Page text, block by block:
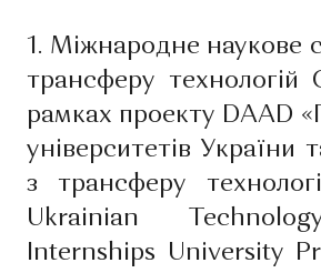
1. Міжнародне наукове
трансферу технологій
рамках проекту DAAD
університетів України
з трансферу
Ukrainian
Internships University